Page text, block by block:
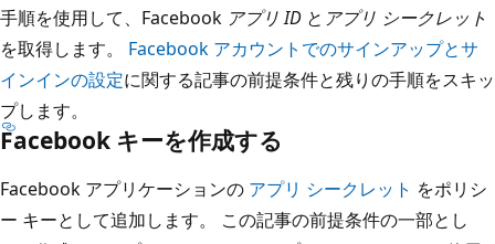
手順を使用して、Facebook アプリ ID と アプリ シークレット
を取得します。 Facebook アカウントでのサインアップとサ
インインの設定に関する記事の前提条件と残りの手順をスキッ
プします。
Facebook キーを作成する
Facebook アプリケーションの アプリ シークレット をポリシ
ー キーとして追加します。 この記事の前提条件の一部とし